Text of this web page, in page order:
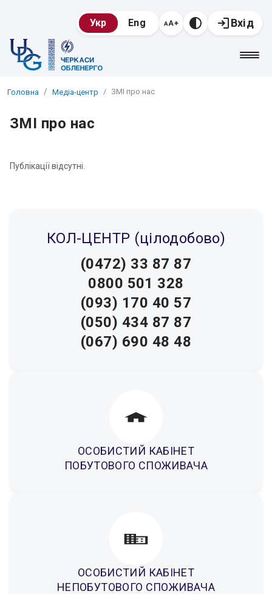
Укр Eng Вхід
Головна Медіа-центр ЗМІ про нас
ЗМІ про нас
Публікації відсутні.
КОЛ-ЦЕНТР (цілодобово)
(0472) 33 87 87
0800 501 328
(093) 170 40 57
(050) 434 87 87
(067) 690 48 48
ОСОБИСТИЙ КАБІНЕТ
ПОБУТОВОГО СПОЖИВАЧА
ОСОБИСТИЙ КАБІНЕТ
НЕПОБУТОВОГО СПОЖИВАЧА